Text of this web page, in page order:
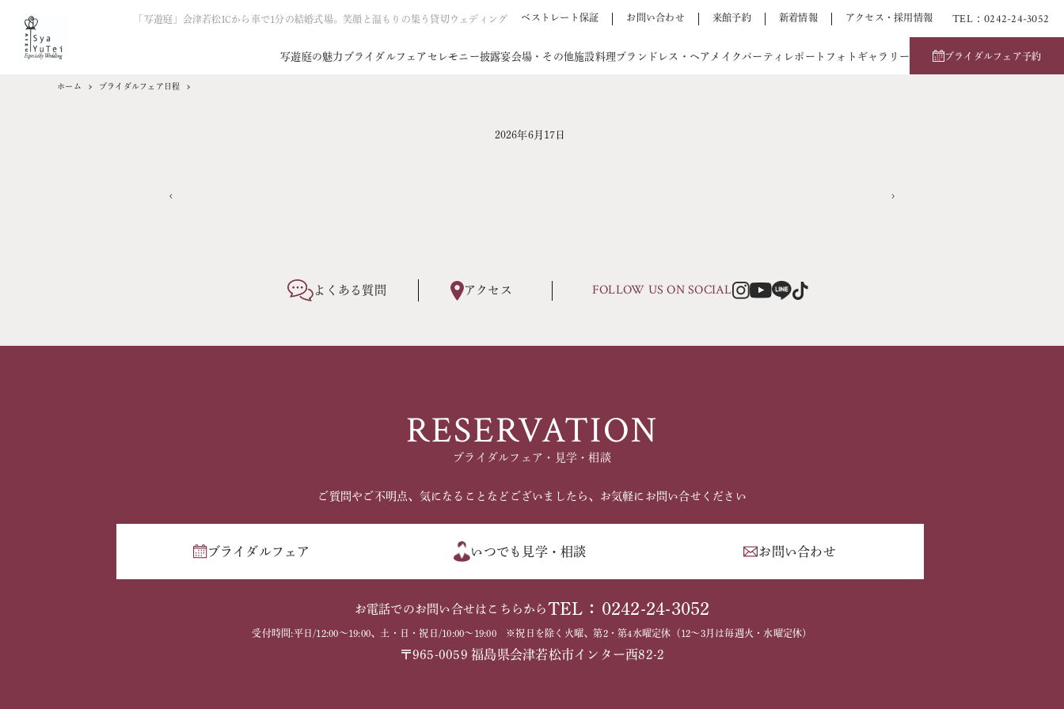
「写遊庭」会津若松ICから車で1分の結婚式場。笑顔と温もりの集う貸切ウェディング ベストレート保証 お問い合わせ 来館予約 新着情報 アクセス・採用情報 TEL：0242-24-3052
写遊庭の魅力 ブライダルフェア セレモニー披露宴会場・その他施設料理 プラン ドレス・ヘアメイク パーティレポート フォトギャラリー ブライダルフェア予約
ホーム ブライダルフェア日程
2026年6月17日
よくある質問 アクセス FOLLOW US ON SOCIAL
RESERVATION
ブライダルフェア・見学・相談
ご質問やご不明点、気になることなどございましたら、お気軽にお問い合せください
ブライダルフェア いつでも見学・相談 お問い合わせ
お電話でのお問い合せはこちらから TEL：0242-24-3052
受付時間:平日/12:00～19:00、土・日・祝日/10:00～19:00 ※祝日を除く火曜、第2・第4水曜定休（12～3月は毎週火・水曜定休）
〒965-0059 福島県会津若松市インター西82-2